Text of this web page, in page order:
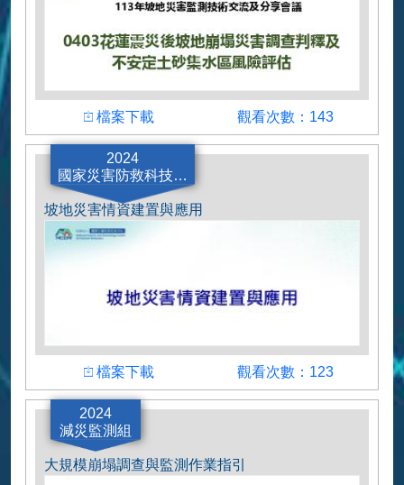
0403花蓮震災後坡地崩塌災害判釋及不安定土
砂集水區風險評估
下載檔案
檔案下載 瀏覽人數
觀看次數：143
2024
國家災害防救科技中
坡地災害情資建置與應用
坡地災害情資建置與應用
下載檔案
檔案下載 瀏覽人數
觀看次數：123
2024
減災監測組
大規模崩塌調查與監測作業指引